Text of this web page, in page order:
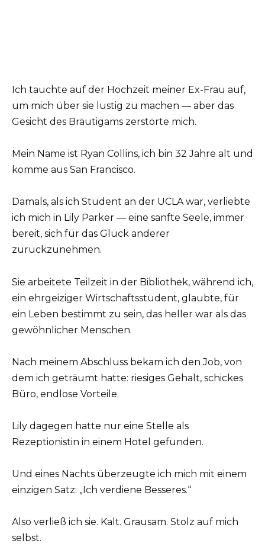
Ich tauchte auf der Hochzeit meiner Ex-Frau auf,
um mich über sie lustig zu machen — aber das
Gesicht des Bräutigams zerstörte mich.
Mein Name ist Ryan Collins, ich bin 32 Jahre alt und
komme aus San Francisco.
Damals, als ich Student an der UCLA war, verliebte
ich mich in Lily Parker — eine sanfte Seele, immer
bereit, sich für das Glück anderer
zurückzunehmen.
Sie arbeitete Teilzeit in der Bibliothek, während ich,
ein ehrgeiziger Wirtschaftsstudent, glaubte, für
ein Leben bestimmt zu sein, das heller war als das
gewöhnlicher Menschen.
Nach meinem Abschluss bekam ich den Job, von
dem ich geträumt hatte: riesiges Gehalt, schickes
Büro, endlose Vorteile.
Lily dagegen hatte nur eine Stelle als
Rezeptionistin in einem Hotel gefunden.
Und eines Nachts überzeugte ich mich mit einem
einzigen Satz: „Ich verdiene Besseres.“
Also verließ ich sie. Kalt. Grausam. Stolz auf mich
selbst.